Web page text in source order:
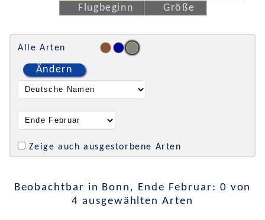
Flugbeginn
Größe
Alle Arten
Ändern
Zeige auch ausgestorbene Arten
Beobachtbar in Bonn, Ende Februar: 0 von
4 ausgewählten Arten